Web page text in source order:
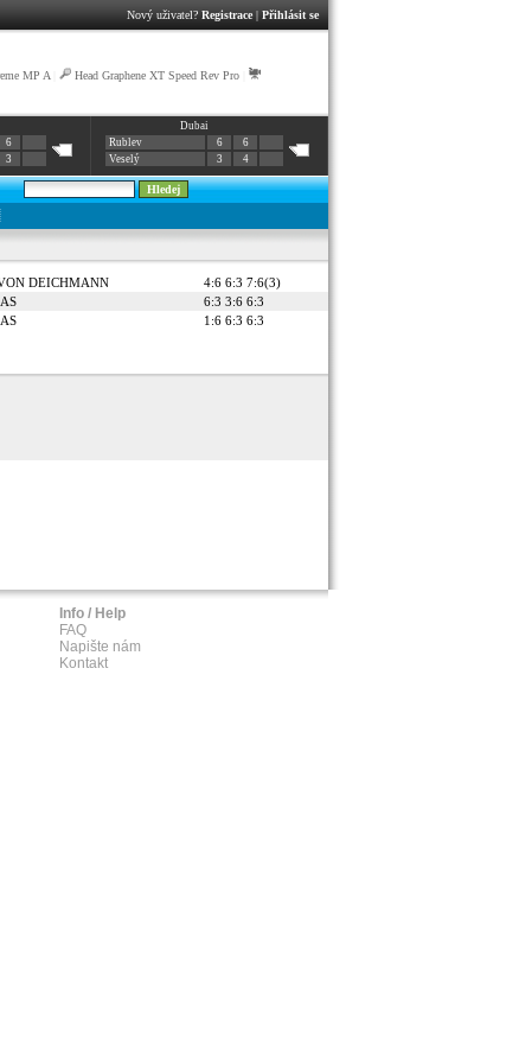
Nový uživatel? Registrace| Přihlásit se
MP A Head Graphene XT Speed Rev Pro
6
3
Dubai
Rublev
6
6
Veselý
3 4
DEICHMANN
4:6 6:3 7:6(3)
6:3 3:6 6:3
1:6 6:3 6:3
Info / Help
FAQ
Napište nám
Kontakt